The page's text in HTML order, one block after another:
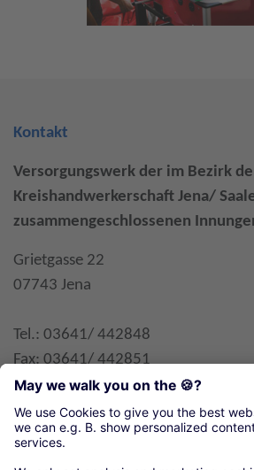
Kontakt
Versorgungswerk der im Bezirk
Kreishandwerkerschaft Jena/
zusammengeschlossenen
Grietgasse 22
07743 Jena
Tel.: 03641/ 442848
Fax: 03641/ 442851
Organisationen unseres örtlichen